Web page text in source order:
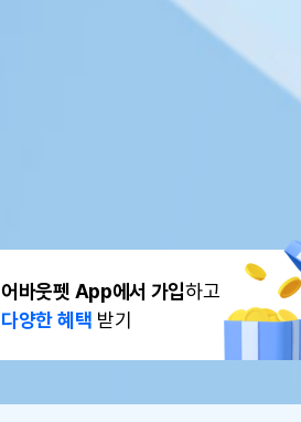
어바웃펫 App에서 가입하고
다양한 혜택 받기